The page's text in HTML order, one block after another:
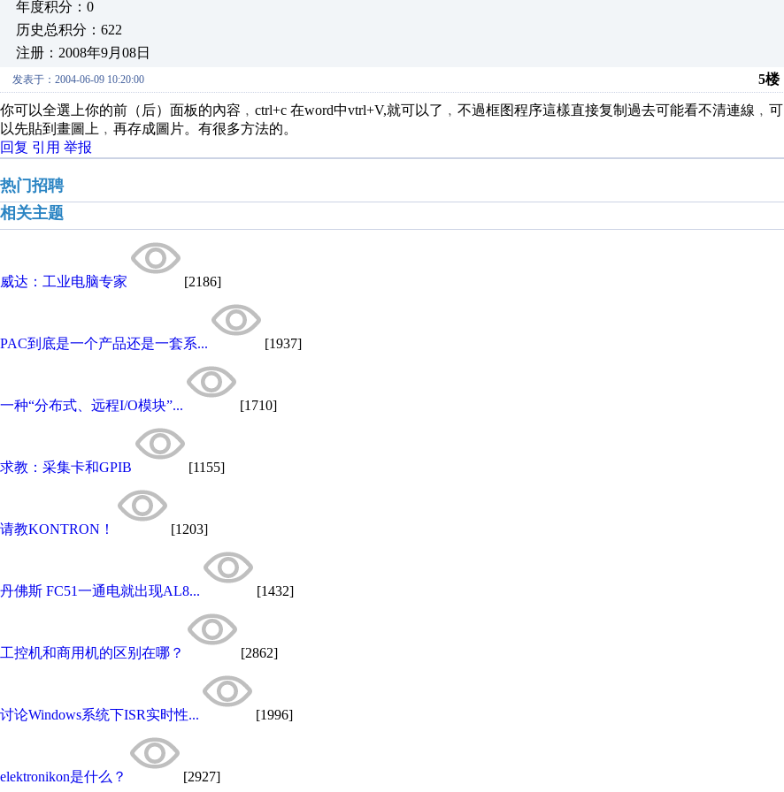
年度积分：0
历史总积分：622
注册：2008年9月08日
发表于：2004-06-09 10:20:00 5楼
你可以全選上你的前（后）面板的內容﹐ctrl+c 在word中vtrl+V,就可以了﹐不過框图程序這樣直接复制過去可能看不清連線﹐可
以先貼到畫圖上﹐再存成圖片。有很多方法的。
回复 引用 举报
热门招聘
相关主题
威达：工业电脑专家 [2186]
PAC到底是一个产品还是一套系... [1937]
一种“分布式、远程I/O模块”... [1710]
求教：采集卡和GPIB [1155]
请教KONTRON！ [1203]
丹佛斯 FC51一通电就出现AL8... [1432]
工控机和商用机的区别在哪？ [2862]
讨论Windows系统下ISR实时性... [1996]
elektronikon是什么？ [2927]